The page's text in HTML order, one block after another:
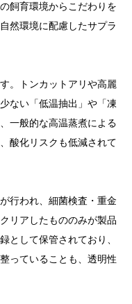
飼育環境からこだわりを
然環境に配慮したサプラ
。トンカットアリや高麗
ない「低温抽出」や「凍
一般的な高温蒸煮による
酸化リスクも低減されて
行われ、細菌検査・重金
リアしたもののみが製品
として保管されており、
っていることも、透明性